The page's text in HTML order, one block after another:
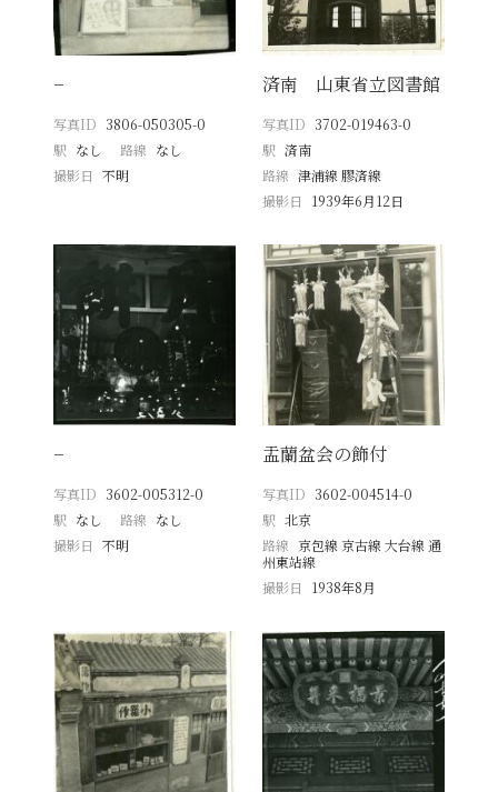
−
写真ID 3806-050305-0
駅 なし 路線 なし
撮影日
不明
済南 山東省立図書館
写真ID 3702-019463-0
駅 済南
路線 津浦線 膠済線
撮影日
1939年6月12日
−
写真ID 3602-005312-0
駅 なし 路線 なし
撮影日
不明
盂蘭盆会の飾付
写真ID 3602-004514-0
駅 北京
路線 京包線 京古線 大台線 通
州東站線
撮影日
1938年8月